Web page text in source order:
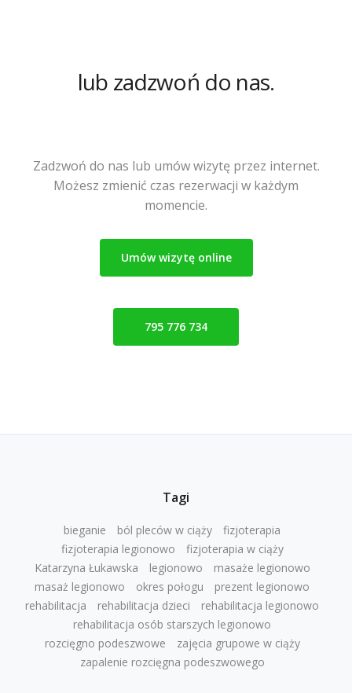
Zadzwoń do nas lub umów wizytę przez internet.
Możesz zmienić czas rezerwacji w każdym
momencie.
Umów wizytę online
795 776 734
Tagi
bieganie ból pleców w ciąży
fizjoterapia
fizjoterapia legionowo
fizjoterapia w ciąży
Katarzyna Łukawska
legionowo
masaże legionowo
masaż legionowo
okres połogu
prezent legionowo
rehabilitacja
rehabilitacja dzieci
rehabilitacja legionowo
rehabilitacja osób starszych legionowo
rozcięgno podeszwowe
zajęcia grupowe w ciąży
zapalenie rozcięgna podeszwowego